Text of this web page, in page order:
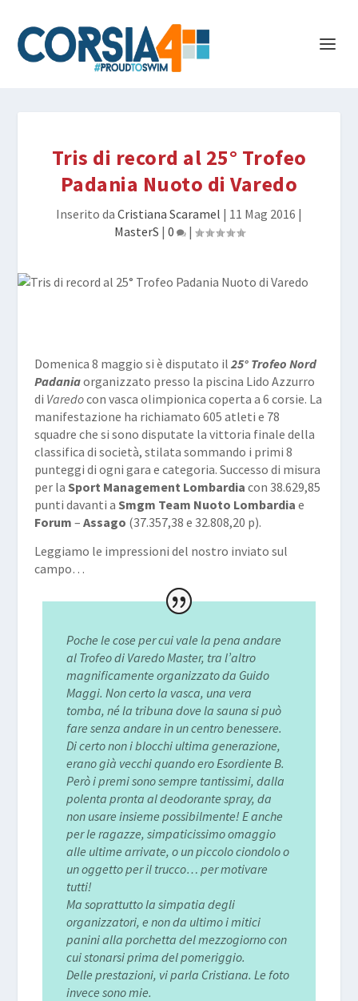
Tris di record al 25° Trofeo
Padania Nuoto di Varedo
Inserito da Cristiana Scaramel | 11 Mag 2016 |
MasterS | 0 |
Domenica 8 maggio si è disputato il 25° Trofeo Nord
Padaniaorganizzato presso la piscina Lido Azzurro
di Varedocon vasca olimpionica coperta a 6 corsie. La
manifestazione ha richiamato 605 atleti e 78
squadre che si sono disputate la vittoria finale della
classifica di società, stilata sommando i primi 8
punteggi di ogni gara e categoria. Successo di misura
per la Sport Management Lombardia con 38.629,85
punti davanti a Smgm Team Nuoto Lombardia e
Forum – Assago (37.357,38 e 32.808,20 p).
Leggiamo le impressioni del nostro inviato sul
campo…
Poche le cose per cui vale la pena andare
al Trofeo di Varedo Master, tra l’altro
magnificamente organizzato da Guido
Maggi. Non certo la vasca, una vera
tomba, né la tribuna dove la sauna si può
fare senza andare in un centro benessere.
Di certo non i blocchi ultima generazione,
erano già vecchi quando ero Esordiente B.
Però i premi sono sempre tantissimi, dalla
polenta pronta al deodorante spray, da
non usare insieme possibilmente! E anche
per le ragazze, simpaticissimo omaggio
alle ultime arrivate, o un piccolo ciondolo o
un oggetto per il trucco… per motivare
tutti!
Ma soprattutto la simpatia degli
organizzatori, e non da ultimo i mitici
panini alla porchetta del mezzogiorno con
cui stonarsi prima del pomeriggio.
Delle prestazioni, vi parla Cristiana. Le foto
invece sono mie.